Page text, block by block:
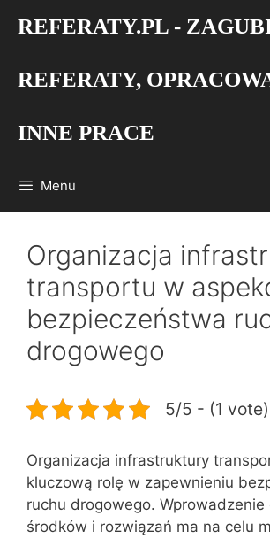
REFERATY.PL -
REFERATY,
INNE PRACE
Menu
Organizacja
transportu w
bezpieczeństwa
drogowego
5/5 - (1 vote)
Organizacja infrastruktury
kluczową rolę w zapewnieniu
ruchu drogowego.
środków i rozwiązań ma na celu